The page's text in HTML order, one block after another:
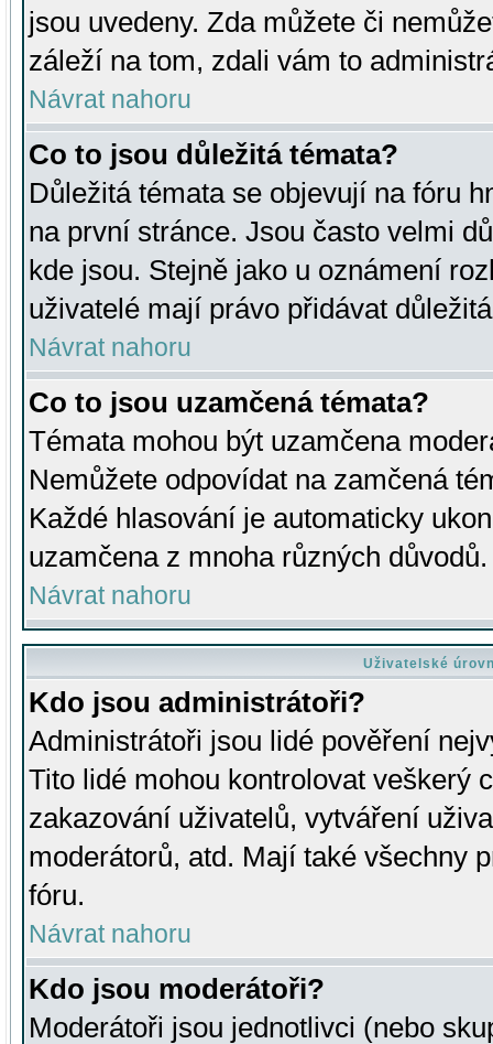
jsou uvedeny. Zda můžete či
záleží na tom, zdali vám to
Návrat nahoru
Co to jsou důležitá témata?
Důležitá témata se objevují na fóru
na první stránce. Jsou často velmi
kde jsou. Stejně jako u oznámení
uživatelé mají právo přidávat
Návrat nahoru
Co to jsou uzamčená témata?
Témata mohou být uzamčena
Nemůžete odpovídat na zamčená
Každé hlasování je automaticky
uzamčena z mnoha různých důvodů.
Návrat nahoru
Uživatelské
Kdo jsou administrátoři?
Administrátoři jsou lidé pověření
Tito lidé mohou kontrolovat veškerý
zakazování uživatelů, vytváření
moderátorů, atd. Mají také všechny
fóru.
Návrat nahoru
Kdo jsou moderátoři?
Moderátoři jsou jednotlivci (nebo